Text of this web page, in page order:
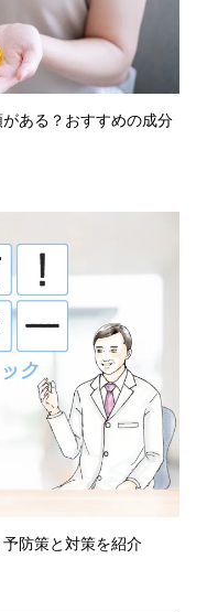
ある？おすすめの成分
防策と対策を紹介